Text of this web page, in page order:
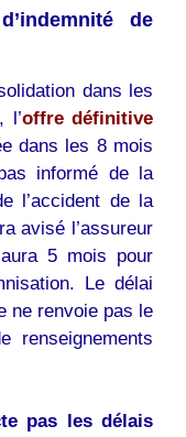
de
dans les
l’offre définitive
dans les 8 mois
informé de la
l’accident de la
avisé l’assureur
5 mois pour
Le délai
ne renvoie pas le
renseignements
pas les délais